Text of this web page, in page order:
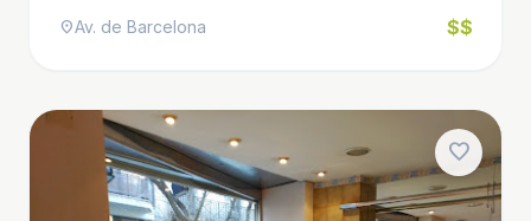
location_onAv. de Barcelona $$
favorite